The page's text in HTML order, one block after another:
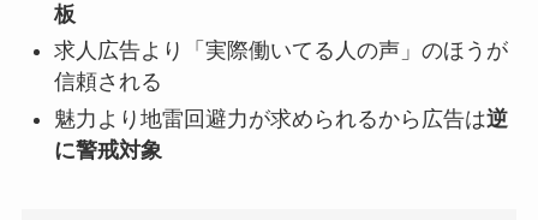
板
求人広告より「実際働いてる人の声」のほうが
信頼される
魅力より地雷回避力が求められるから広告は逆
に警戒対象